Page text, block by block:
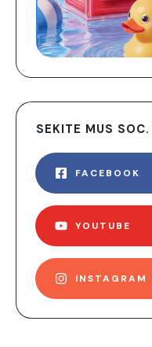
SEKITE MUS
FACEBOOK
YOUTUBE
INSTAGRAM